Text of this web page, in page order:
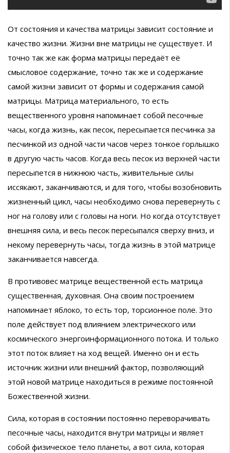
От состояния и качества матрицы зависит состояние и
качество жизни. Жизни вне матрицы не существует. И
точно так же как форма матрицы передаёт её
смысловое содержание, точно так же и содержание
самой жизни зависит от формы и содержания самой
матрицы. Матрица материального, то есть
вещественного уровня напоминает собой песочные
часы, когда жизнь, как песок, пересыпается песчинка за
песчинкой из одной части часов через тонкое горлышко
в другую часть часов. Когда весь песок из верхней части
пересыпется в нижнюю часть, живительные силы
иссякают, заканчиваются, и для того, чтобы возобновить
жизненный цикл, часы необходимо снова перевернуть с
ног на голову или с головы на ноги. Но когда отсутствует
внешняя сила, и весь песок пересыпался сверху вниз, и
некому перевернуть часы, тогда жизнь в этой матрице
заканчивается навсегда.
В противовес матрице вещественной есть матрица
существенная, духовная. Она своим построением
напоминает яблоко, то есть тор, торсионное поле. Это
поле действует под влиянием электрического или
космического энергоинформационного потока. И только
этот поток влияет на ход вещей. Именно он и есть
источник жизни или внешний фактор, позволяющий
этой новой матрице находиться в режиме постоянной
Божественной жизни.
Сила, которая в состоянии постоянно переворачивать
песочные часы, находится внутри матрицы и являет
собой физическое тело планеты, а вот сила, которая